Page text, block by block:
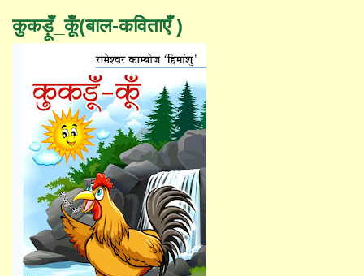
कुकड़ूँ_कूँ(बाल-कविताएँ )